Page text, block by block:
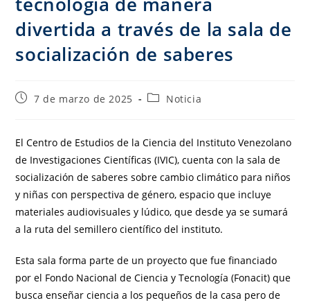
divertida a través de la sala de
socialización de saberes
7 de marzo de 2025 Noticia
El Centro de Estudios de la Ciencia del Instituto Venezolano
de Investigaciones Científicas (IVIC), cuenta con la sala de
socialización de saberes sobre cambio climático para niños
y niñas con perspectiva de género, espacio que incluye
materiales audiovisuales y lúdico, que desde ya se sumará
a la ruta del semillero científico del instituto.
Esta sala forma parte de un proyecto que fue financiado
por el Fondo Nacional de Ciencia y Tecnología (Fonacit) que
busca enseñar ciencia a los pequeños de la casa pero de